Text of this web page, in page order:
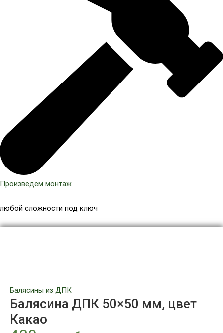
Произведем монтаж
любой сложности под ключ
Балясины из ДПК
Балясина ДПК 50×50 мм, цвет
Какао
мм,
цвет